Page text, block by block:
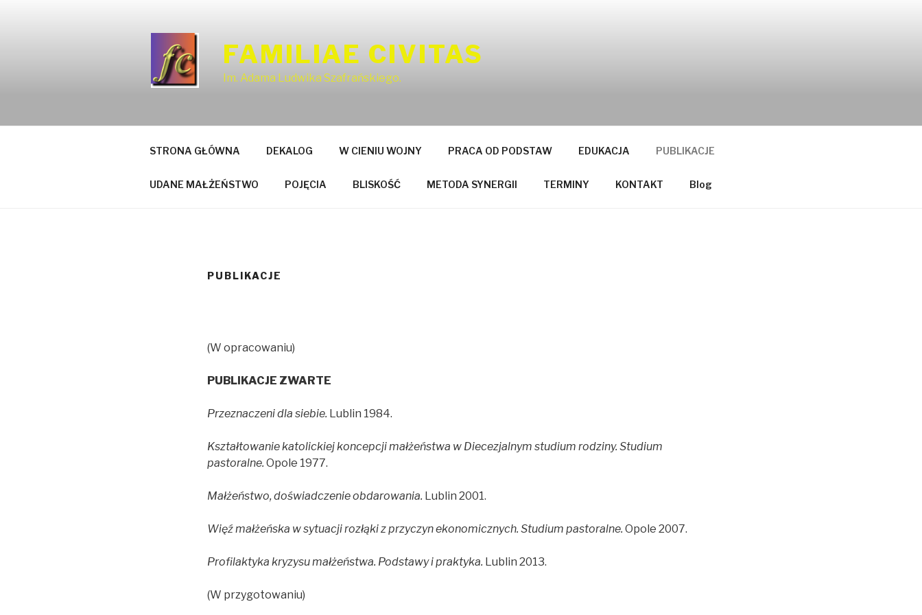
FAMILIAE CIVITAS
Im. Adama Ludwika Szafrańskiego.
STRONA GŁÓWNA DEKALOG W CIENIU WOJNY PRACA OD PODSTAW EDUKACJA PUBLIKACJE
UDANE MAŁŻEŃSTWO POJĘCIA BLISKOŚĆ METODA SYNERGII TERMINY KONTAKT Blog
PUBLIKACJE
(W opracowaniu)
PUBLIKACJE ZWARTE
Przeznaczeni dla siebie. Lublin 1984.
Kształtowanie katolickiej koncepcji małżeństwa w Diecezjalnym studium rodziny. Studium
pastoralne. Opole 1977.
Małżeństwo, doświadczenie obdarowania. Lublin 2001.
Więź małżeńska w sytuacji rozłąki z przyczyn ekonomicznych. Studium pastoralne. Opole 2007.
Profilaktyka kryzysu małżeństwa. Podstawy i praktyka. Lublin 2013.
(W przygotowaniu)